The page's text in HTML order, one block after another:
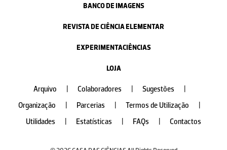
BANCO DE IMAGENS
REVISTA DE CIÊNCIA ELEMENTAR
EXPERIMENTACIÊNCIAS
LOJA
Arquivo Colaboradores Sugestões
Organização
Parcerias Termos de Utilização
Utilidades
Estatísticas FAQs Contactos